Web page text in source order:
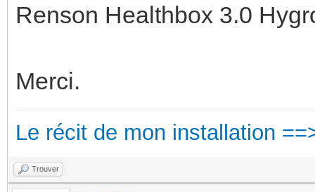
Renson Healthbox 3.0
Merci.
Le récit de mon installation
Trouver